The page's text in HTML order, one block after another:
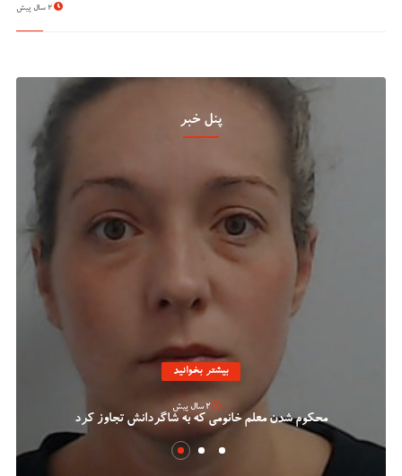
2 سال پیش
پنل خبر
بیشتر بخوانید
محکوم شدن معلم خانومی که به شاگردانش تجاوز کرد
2 سال پیش